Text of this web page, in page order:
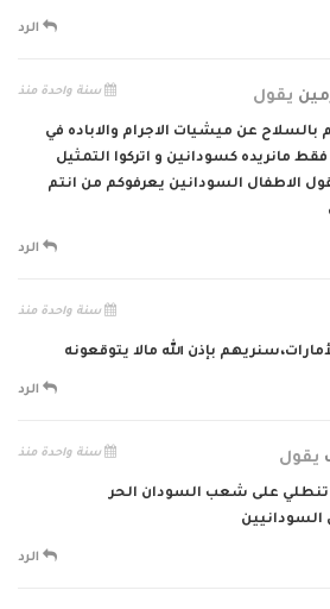
الرد
يقول سنة واحدة منذ
بالسلاح عن ميشيات الاجرام والاباده في
مانريده كسودانين و اتركوا التمثيل
الاطفال السودانين يعرفوكم من انتم
الرد
سنة واحدة منذ
بإذن الله مالا يتوقعونه
الرد
يقول سنة واحدة منذ
تنطلي على شعب السودان الحر
السودانيين
الرد